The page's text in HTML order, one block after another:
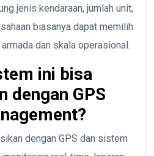
jenis kendaraan, jumlah unit,
biasanya dapat memilih
dan skala operasional.
ini bisa
dengan GPS
dengan GPS dan sistem